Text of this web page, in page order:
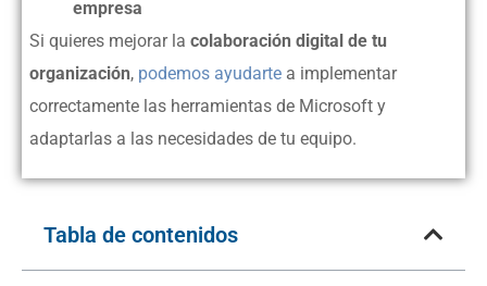
empresa
Si quieres mejorar la colaboración digital de tu
organización, podemos ayudarte a implementar
correctamente las herramientas de Microsoft y
adaptarlas a las necesidades de tu equipo.
Tabla de contenidos